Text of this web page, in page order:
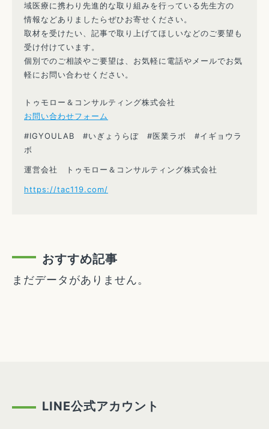
域医療に携わり先進的な取り組みを行っている先生方の
情報などありましたらぜひお寄せください。
取材を受けたい、記事で取り上げてほしいなどのご要望も
受け付けています。
個別でのご相談やご要望は、お気軽に電話やメールでお気
軽にお問い合わせください。
トゥモロー＆コンサルティング株式会社
お問い合わせフォーム
#IGYOULAB #いぎょうらぼ #医業ラボ #イギョウラ
ボ
運営会社 トゥモロー＆コンサルティング株式会社
https://tac119.com/
おすすめ記事
まだデータがありません。
LINE公式アカウント